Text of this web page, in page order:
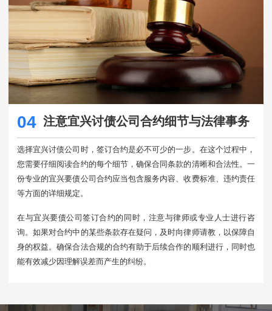
04 注意宜兴讨债公司合约细节与法律事务
选择宜兴讨债公司时，签订合约是必不可少的一步。在这个过程中，
您需要仔细阅读合约的每个细节，确保合同条款的清晰和合法性。一
份专业的宜兴要债公司合约应当包含服务内容、收费标准、违约责任
等方面的详细规定。
在与宜兴要债公司签订合约的同时，注意与律师或专业人士进行咨
询。如果对合约中的某些条款存在疑问，及时向律师请教，以保障自
身的权益。确保合法合规的合约有助于后续合作的顺利进行，同时也
能有效减少因理解误差而产生的纠纷。